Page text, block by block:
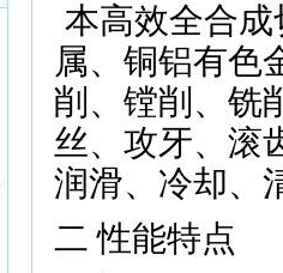
本高效全合
属、铜铝有色
削、镗削、铣
丝、攻牙、滚
润滑、冷却、
二 性能特点